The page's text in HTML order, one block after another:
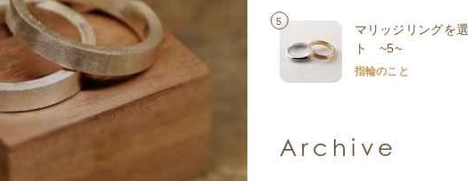
5
マリッジリングを
ト ~5~
指輪のこと
Archive